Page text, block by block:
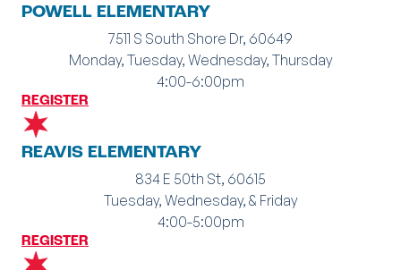
POWELL ELEMENTARY
7511 S South Shore Dr, 60649
Monday, Tuesday, Wednesday, Thursday
4:00-6:00pm
REGISTER
REAVIS ELEMENTARY
834 E 50th St, 60615
Tuesday, Wednesday, & Friday
4:00-5:00pm
REGISTER